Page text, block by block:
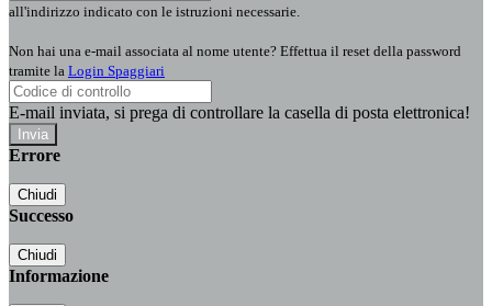
all'indirizzo indicato con le istruzioni necessarie.
Non hai una e-mail associata al nome utente? Effettua il reset della password
tramite la Login Spaggiari
E-mail inviata, si prega di controllare la casella di posta elettronica!
Errore
Chiudi
Successo
Chiudi
Informazione